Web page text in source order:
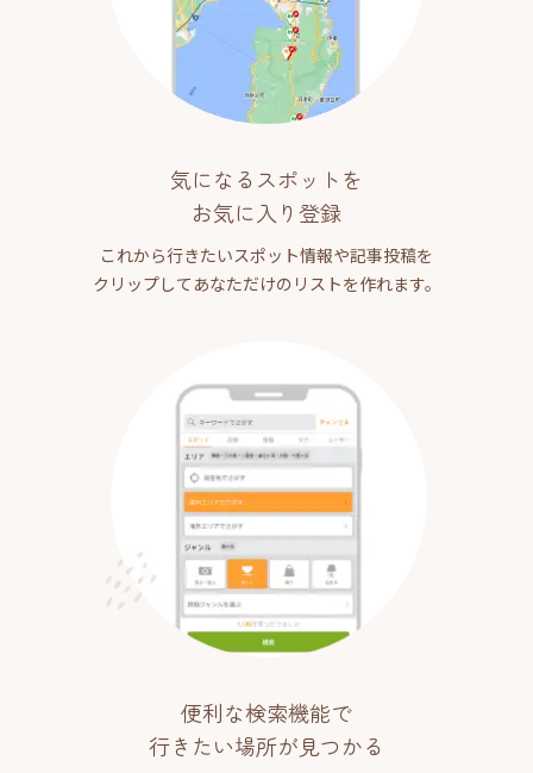
気になるスポットを
お気に入り登録
これから行きたいスポット情報や記事投稿を
クリップしてあなただけのリストを作れます。
便利な検索機能で
行きたい場所が見つかる